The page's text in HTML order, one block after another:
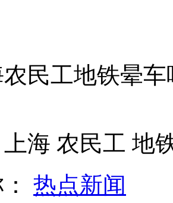
一起"拼养"孩子
河 漂浮20分钟不沉
多人 警民合力深夜将其击毙
工地铁晕车
海 农民工 地
热点新闻